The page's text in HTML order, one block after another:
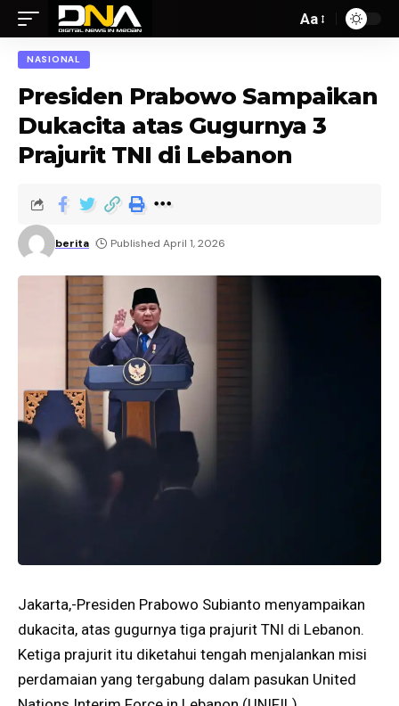
Aa
NASIONAL
Presiden Prabowo Sampaikan
Dukacita atas Gugurnya 3
Prajurit TNI di Lebanon
berita Published April 1, 2026
Jakarta,-Presiden Prabowo Subianto menyampaikan
dukacita, atas gugurnya tiga prajurit TNI di Lebanon.
Ketiga prajurit itu diketahui tengah menjalankan misi
perdamaian yang tergabung dalam pasukan United